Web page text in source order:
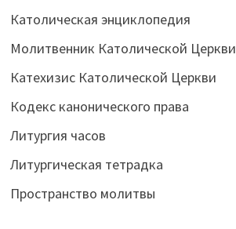
Католическая энциклопедия
Молитвенник Католической Церкви
Катехизис Католической Церкви
Кодекс канонического права
Литургия часов
Литургическая тетрадка
Пространство молитвы